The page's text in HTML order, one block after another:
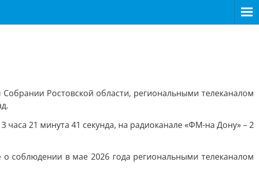
Ростовской области, региональными телеканалом
21 минута 41 секунда, на радиоканале «ФМ-на Дону» – 2
соблюдении в мае 2026 года региональными телеканалом